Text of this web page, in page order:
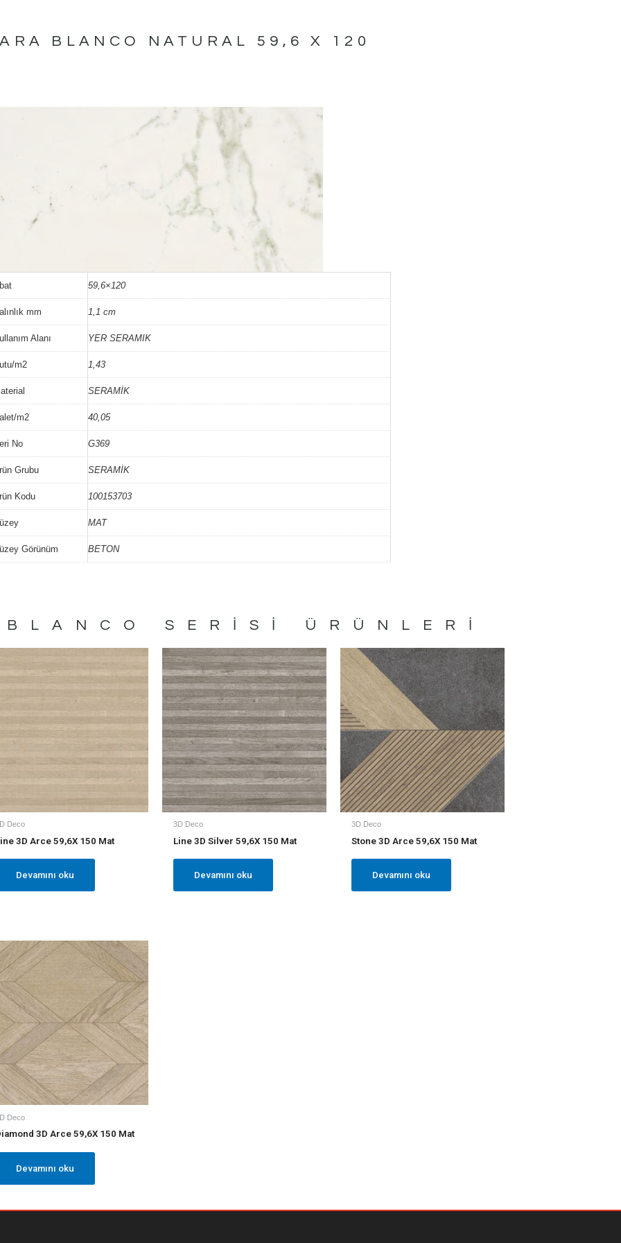
BLANCO NATURAL 59,6 X 120
59,6×120
mm 1,1 cm
Alanı YER SERAMIK
m2 1,43
SERAMİK
m2 40,05
No G369
Grubu SERAMİK
Kodu 100153703
MAT
Görünüm BETON
SERISI ÜRÜNLERI
Deco
3D Arce 59,6X 150 Mat
Devamını oku
3D Deco
Line 3D Silver 59,6X 150 Mat
Devamını oku
3D Deco
Stone 3D Arce 59,6X 150 Mat
Devamını oku
Deco
3D Arce 59,6X 150 Mat
Devamını oku